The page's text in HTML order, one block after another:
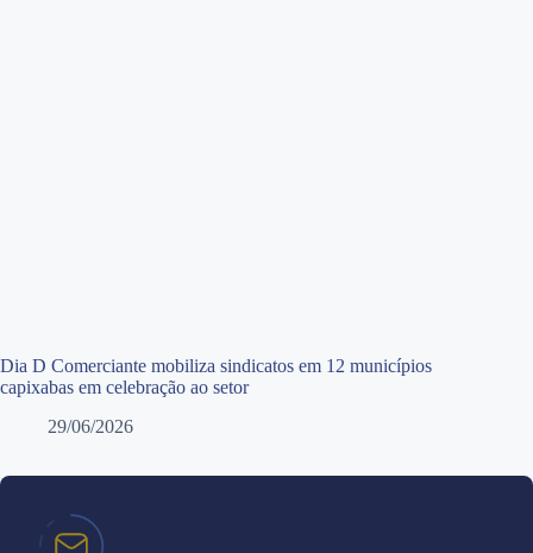
Dia D Comerciante mobiliza sindicatos em 12 municípios
capixabas em celebração ao setor
29/06/2026